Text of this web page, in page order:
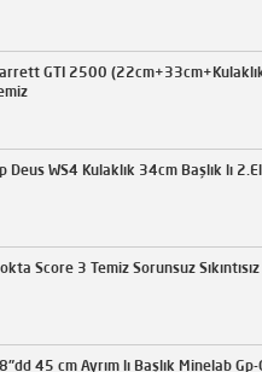
GTI 2500
Deus WS4 Kulaklık 34cm Başlık lı 2.El
Score 3 Temiz Sorunsuz Sıkıntısız
45 cm Ayrım lı Başlık Minelab